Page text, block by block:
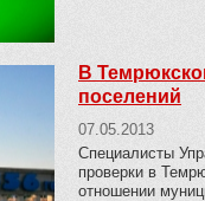
В
поселений
07.05.2013
Специалисты
проверки в
отношении